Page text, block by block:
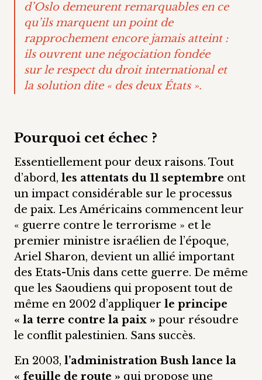
d’Oslo demeurent remarquables en ce
qu’ils marquent un point de
rapprochement encore jamais atteint :
ils ouvrent une négociation fondée
sur le respect du droit international et
la solution dite « des deux États ».
Pourquoi cet échec ?
Essentiellement pour deux raisons. Tout
d’abord, les attentats du 11 septembre ont
un impact considérable sur le processus
de paix. Les Américains commencent leur
« guerre contre le terrorisme » et le
premier ministre israélien de l’époque,
Ariel Sharon, devient un allié important
des Etats-Unis dans cette guerre. De même
que les Saoudiens qui proposent tout de
même en 2002 d’appliquer le principe
« la terre contre la paix » pour résoudre
le conflit palestinien. Sans succès.
En 2003, l’administration Bush lance la
« feuille de route » qui propose une